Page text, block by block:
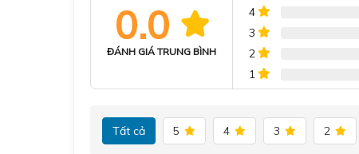
0.0
ĐÁNH GIÁ TRUNG BÌNH
4
3
2
1
Tất cả 5 4 3 2